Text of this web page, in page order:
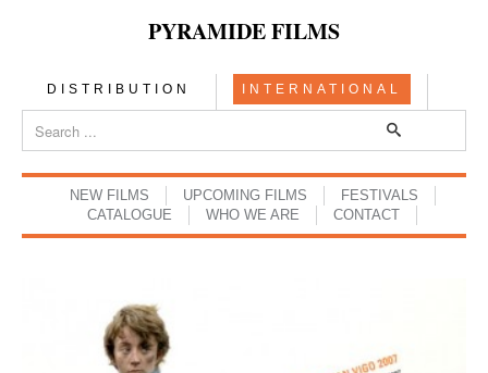
PYRAMIDE FILMS
DISTRIBUTION INTERNATIONAL
NEW FILMS UPCOMING FILMS
FESTIVALS
CATALOGUE
WHO WE ARE CONTACT